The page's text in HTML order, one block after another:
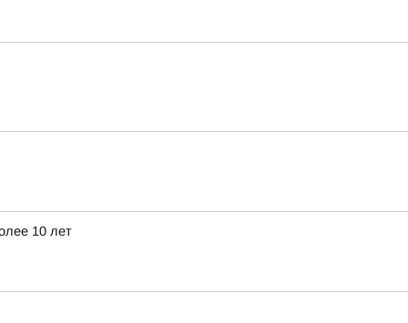
10 лет